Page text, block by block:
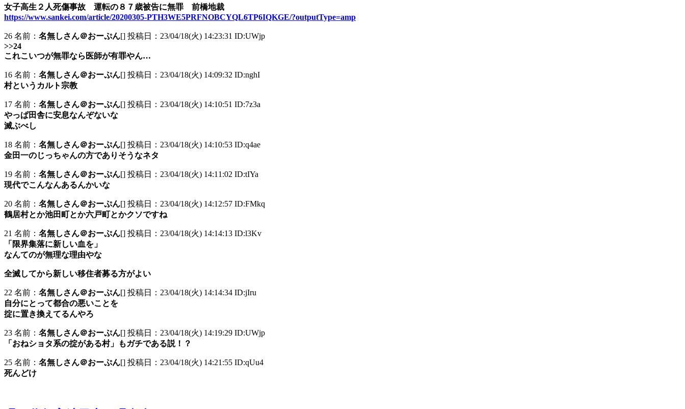
女子高生２人死傷事故 運転の８７歳被告に無罪 前橋地裁
https://www.sankei.com/article/20200305-PTH3WE5PRFNOBCYQL6TP6IQKGE/?outputType=amp
26 名前： 名無しさん＠おーぷん[] 投稿日：23/04/18(火) 14:23:31 ID:UWjp
>>24
これこいつが無罪なら医師が有罪やん…
16 名前： 名無しさん＠おーぷん[] 投稿日：23/04/18(火) 14:09:32 ID:nghI
村というカルト宗教
17 名前： 名無しさん＠おーぷん[] 投稿日：23/04/18(火) 14:10:51 ID:7z3a
やっぱ田舎に安息なんぞないな
滅ぶべし
18 名前： 名無しさん＠おーぷん[] 投稿日：23/04/18(火) 14:10:53 ID:q4ae
金田一のじっちゃんの方でありそうなネタ
19 名前： 名無しさん＠おーぷん[] 投稿日：23/04/18(火) 14:11:02 ID:tIYa
現代でこんなんあるんかいな
20 名前： 名無しさん＠おーぷん[] 投稿日：23/04/18(火) 14:12:57 ID:FMkq
鶴居村とか池田町とか六戸町とかクソですね
21 名前： 名無しさん＠おーぷん[] 投稿日：23/04/18(火) 14:14:13 ID:l3Kv
「限界集落に新しい血を」
なんてのが無理な理由やな
全滅してから新しい移住者募る方がよい
22 名前： 名無しさん＠おーぷん[] 投稿日：23/04/18(火) 14:14:34 ID:jIru
自分にとって都合の悪いことを
掟に置き換えてるんやろ
23 名前： 名無しさん＠おーぷん[] 投稿日：23/04/18(火) 14:19:29 ID:UWjp
「おねショタ系の掟がある村」もガチである説！？
25 名前： 名無しさん＠おーぷん[] 投稿日：23/04/18(火) 14:21:55 ID:qUu4
死んどけ